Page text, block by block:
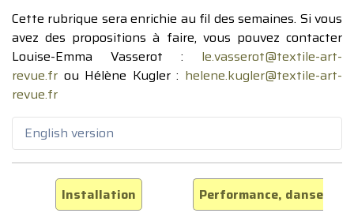
Cette rubrique sera enrichie au fil des semaines. Si vous
avez des propositions à faire, vous pouvez contacter
Louise-Emma Vasserot : le.vasserot@textile-art-
revue.fr ou Hélène Kugler : helene.kugler@textile-art-
revue.fr
English version
Installation
Performance, danse